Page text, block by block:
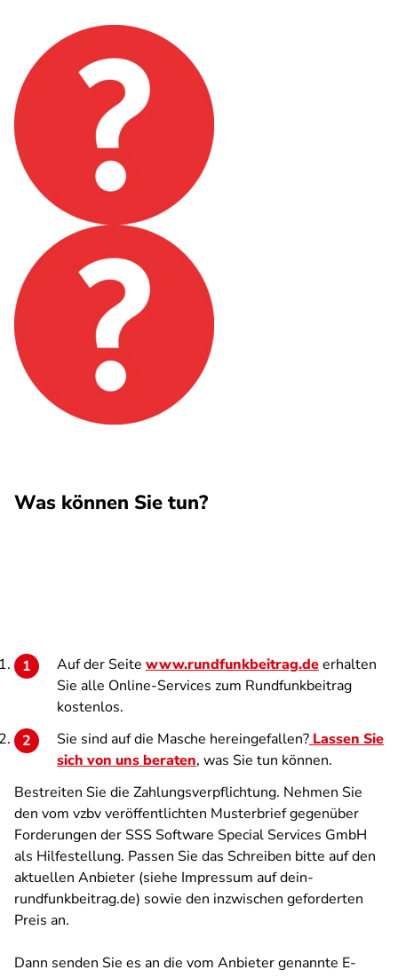
Was können Sie tun?
Auf der Seite www.rundfunkbeitrag.deerhalten
Sie alle Online-Services zum Rundfunkbeitrag
kostenlos.
Sie sind auf die Masche hereingefallen? Lassen Sie
sich von uns beraten, was Sie tun können.
Bestreiten Sie die Zahlungsverpflichtung. Nehmen Sie
den vom vzbv veröffentlichten Musterbrief gegenüber
Forderungen der SSS Software Special Services GmbH
als Hilfestellung. Passen Sie das Schreiben bitte auf den
aktuellen Anbieter (siehe Impressum auf dein-
rundfunkbeitrag.de) sowie den inzwischen geforderten
Preis an.
Dann senden Sie es an die vom Anbieter genannte E-